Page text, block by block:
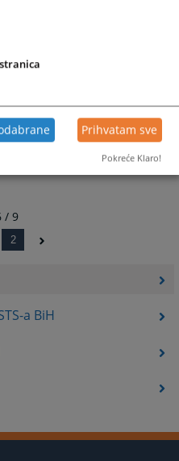
a BiH
/ 9
2
Prihvatam sve
Pokreće Klaro!